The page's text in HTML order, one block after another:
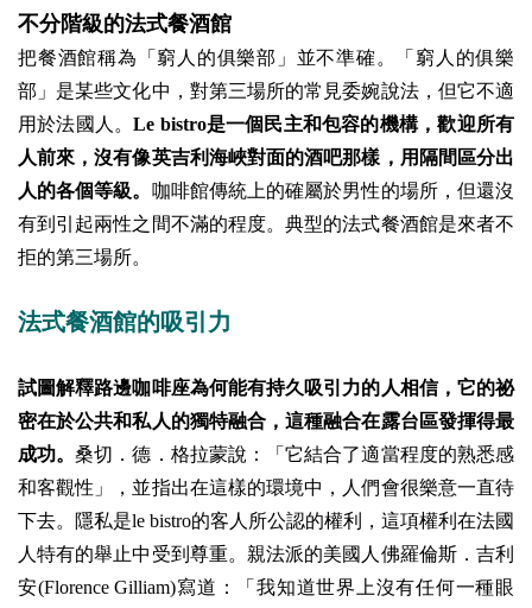
不分階級的法式餐酒館
把餐酒館稱為「窮人的俱樂部」並不準確。「窮人的俱樂
部」是某些文化中，對第三場所的常見委婉說法，但它不適
用於法國人。Le bistro是一個民主和包容的機構，歡迎所有
人前來，沒有像英吉利海峽對面的酒吧那樣，用隔間區分出
人的各個等級。 咖啡館傳統上的確屬於男性的場所，但還沒
有到引起兩性之間不滿的程度。典型的法式餐酒館是來者不
拒的第三場所。
法式餐酒館的吸引力
試圖解釋路邊咖啡座為何能有持久吸引力的人相信，它的祕
密在於公共和私人的獨特融合，這種融合在露台區發揮得最
成功。桑切．德．格拉蒙說：「它結合了適當程度的熟悉感
和客觀性」，並指出在這樣的環境中，人們會很樂意一直待
下去。隱私是le bistro的客人所公認的權利，這項權利在法國
人特有的舉止中受到尊重。親法派的美國人佛羅倫斯．吉利
安(Florence Gilliam)寫道：「我知道世界上沒有任何一種眼